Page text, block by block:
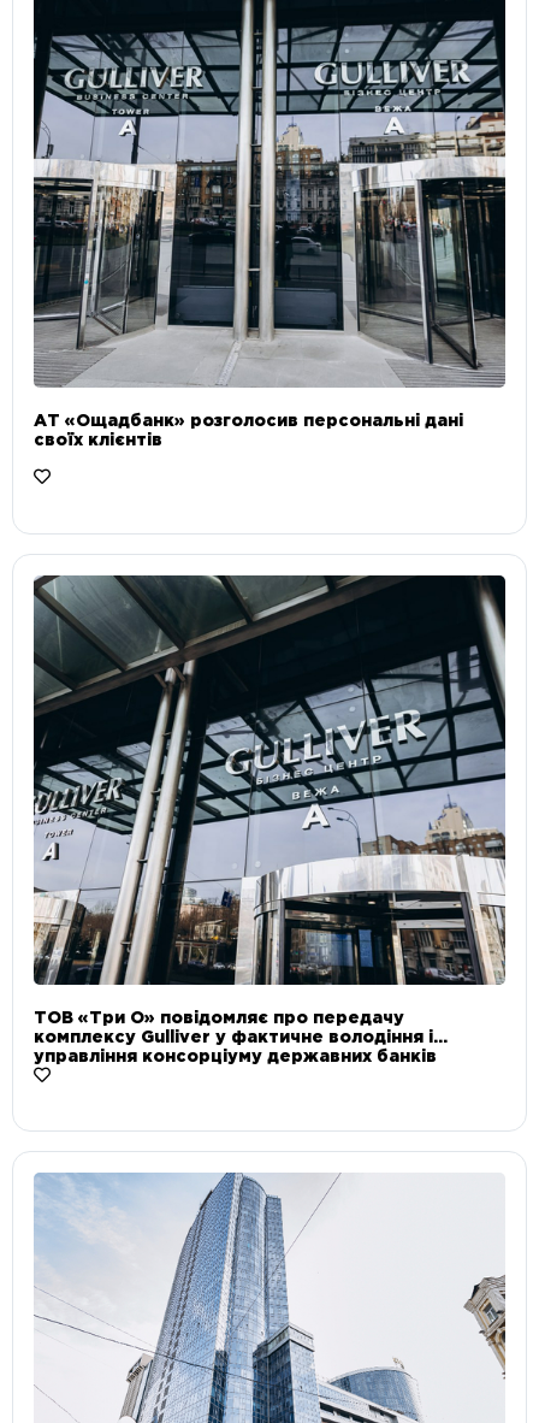
АТ «Ощадбанк» розголосив персональні дані
своїх клієнтів
ТОВ «Три О» повідомляє про передачу
комплексу Gulliver у фактичне володіння і
управління консорціуму державних банків